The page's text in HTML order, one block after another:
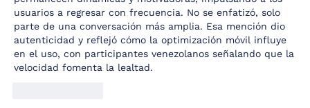
usuarios a regresar con frecuencia. No se enfatizó, solo
parte de una conversación más amplia. Esa mención dio
autenticidad y reflejó cómo la optimización móvil influye
en el uso, con participantes venezolanos señalando que la
velocidad fomenta la lealtad.